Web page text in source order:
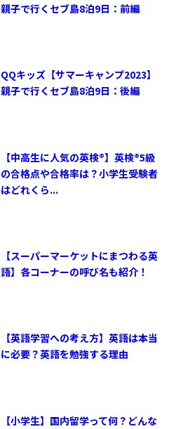
親子で行くセブ島8泊9日：前編
QQキッズ【サマーキャンプ2023】
親子で行くセブ島8泊9日：後編
【中高生に人気の英検®︎】英検®︎5級
の合格点や合格率は？小学生受験者
はどれくら...
【スーパーマーケットにまつわる英
語】各コーナーの呼び名も紹介！
【英語学習への考え方】英語は本当
に必要？英語を勉強する理由
【小学生】国内留学って何？どんな